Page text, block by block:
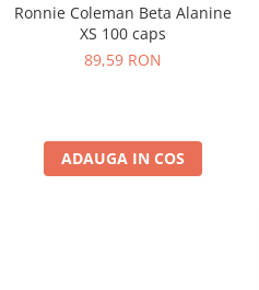
Ronnie Coleman Beta Alanine
XS 100 caps
89,59 RON
ADAUGA IN COS